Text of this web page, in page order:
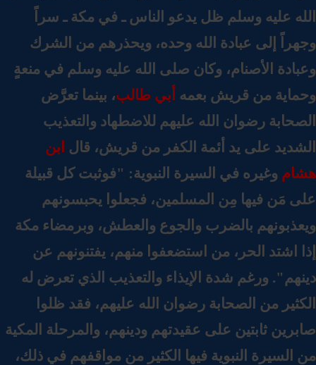
عليه وسلم ظل يدعو الناس ـ في مكة ـ سراً
إلى عبادة الله وحده، ويحذرهم من الشرك
الأصنام، وكان صلى الله عليه وسلم في منعةٍ
من قريش بعمه أبي طالب، بينما تعرَّض
رضوان الله عليهم للاضطهاد والتعذيب
على يد أئمة الكفر من قريش، قال ابن
وغيره في السيرة النبوية: "فوثبت كل قبيلة
مَن فيها مِن المسلمين، فجعلوا يحبسونهم
بالضرب والجوع والعطش، وبرمضاء مكة
اشتد الحر، من استضعفوا منهم، يفتنونهم عن
ورغم شدة الإيذاء والتعذيب الذي تعرض له
من الصحابة رضوان الله عليهم، فقد ظلوا
ثابتين على عقيدتهم ودينهم، والمرحلة المكية
السيرة النبوية فيها الكثير من مواقفهم في ذلك،